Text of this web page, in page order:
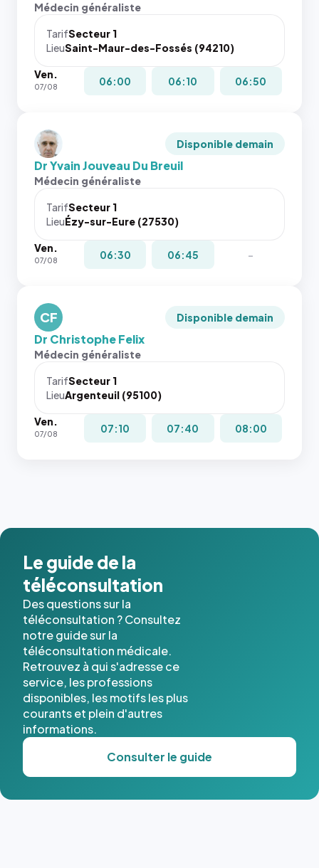
Médecin généraliste
TarifSecteur 1
LieuSaint-Maur-des-Fossés (94210)
Ven.
07/08 06:00 06:10 06:50
Disponible demain
Dr Yvain Jouveau Du Breuil
Médecin généraliste
TarifSecteur 1
LieuÉzy-sur-Eure (27530)
Ven.
07/08 06:30 06:45 -
CF Disponible demain
Dr Christophe Felix
Médecin généraliste
TarifSecteur 1
LieuArgenteuil (95100)
Ven.
07/08 07:10 07:40 08:00
Le guide de la
téléconsultation
Des questions sur la
téléconsultation ? Consultez
notre guide sur la
téléconsultation médicale.
Retrouvez à qui s'adresse ce
service, les professions
disponibles, les motifs les plus
courants et plein d'autres
informations.
Consulter le guide